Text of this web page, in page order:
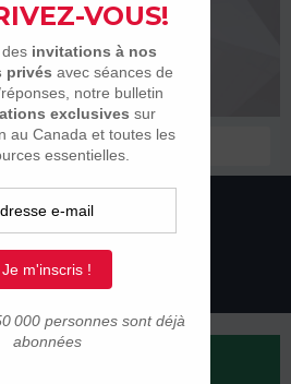
Membres
INSCRIPTION
18 mars 2013